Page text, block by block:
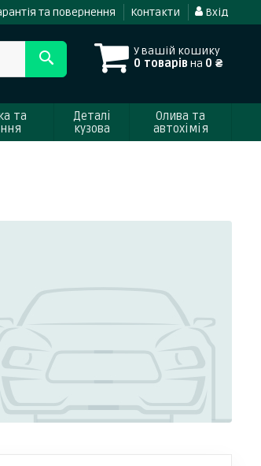
та повернення Контакти Вхід
У вашій кошику
0 товарів на 0 ₴
та
Деталі
кузова
Олива та
автохімія